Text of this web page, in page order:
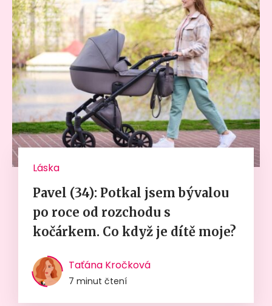
Láska
Pavel (34): Potkal jsem bývalou
po roce od rozchodu s
kočárkem. Co když je dítě moje?
Taťána Kročková
7 minut čtení